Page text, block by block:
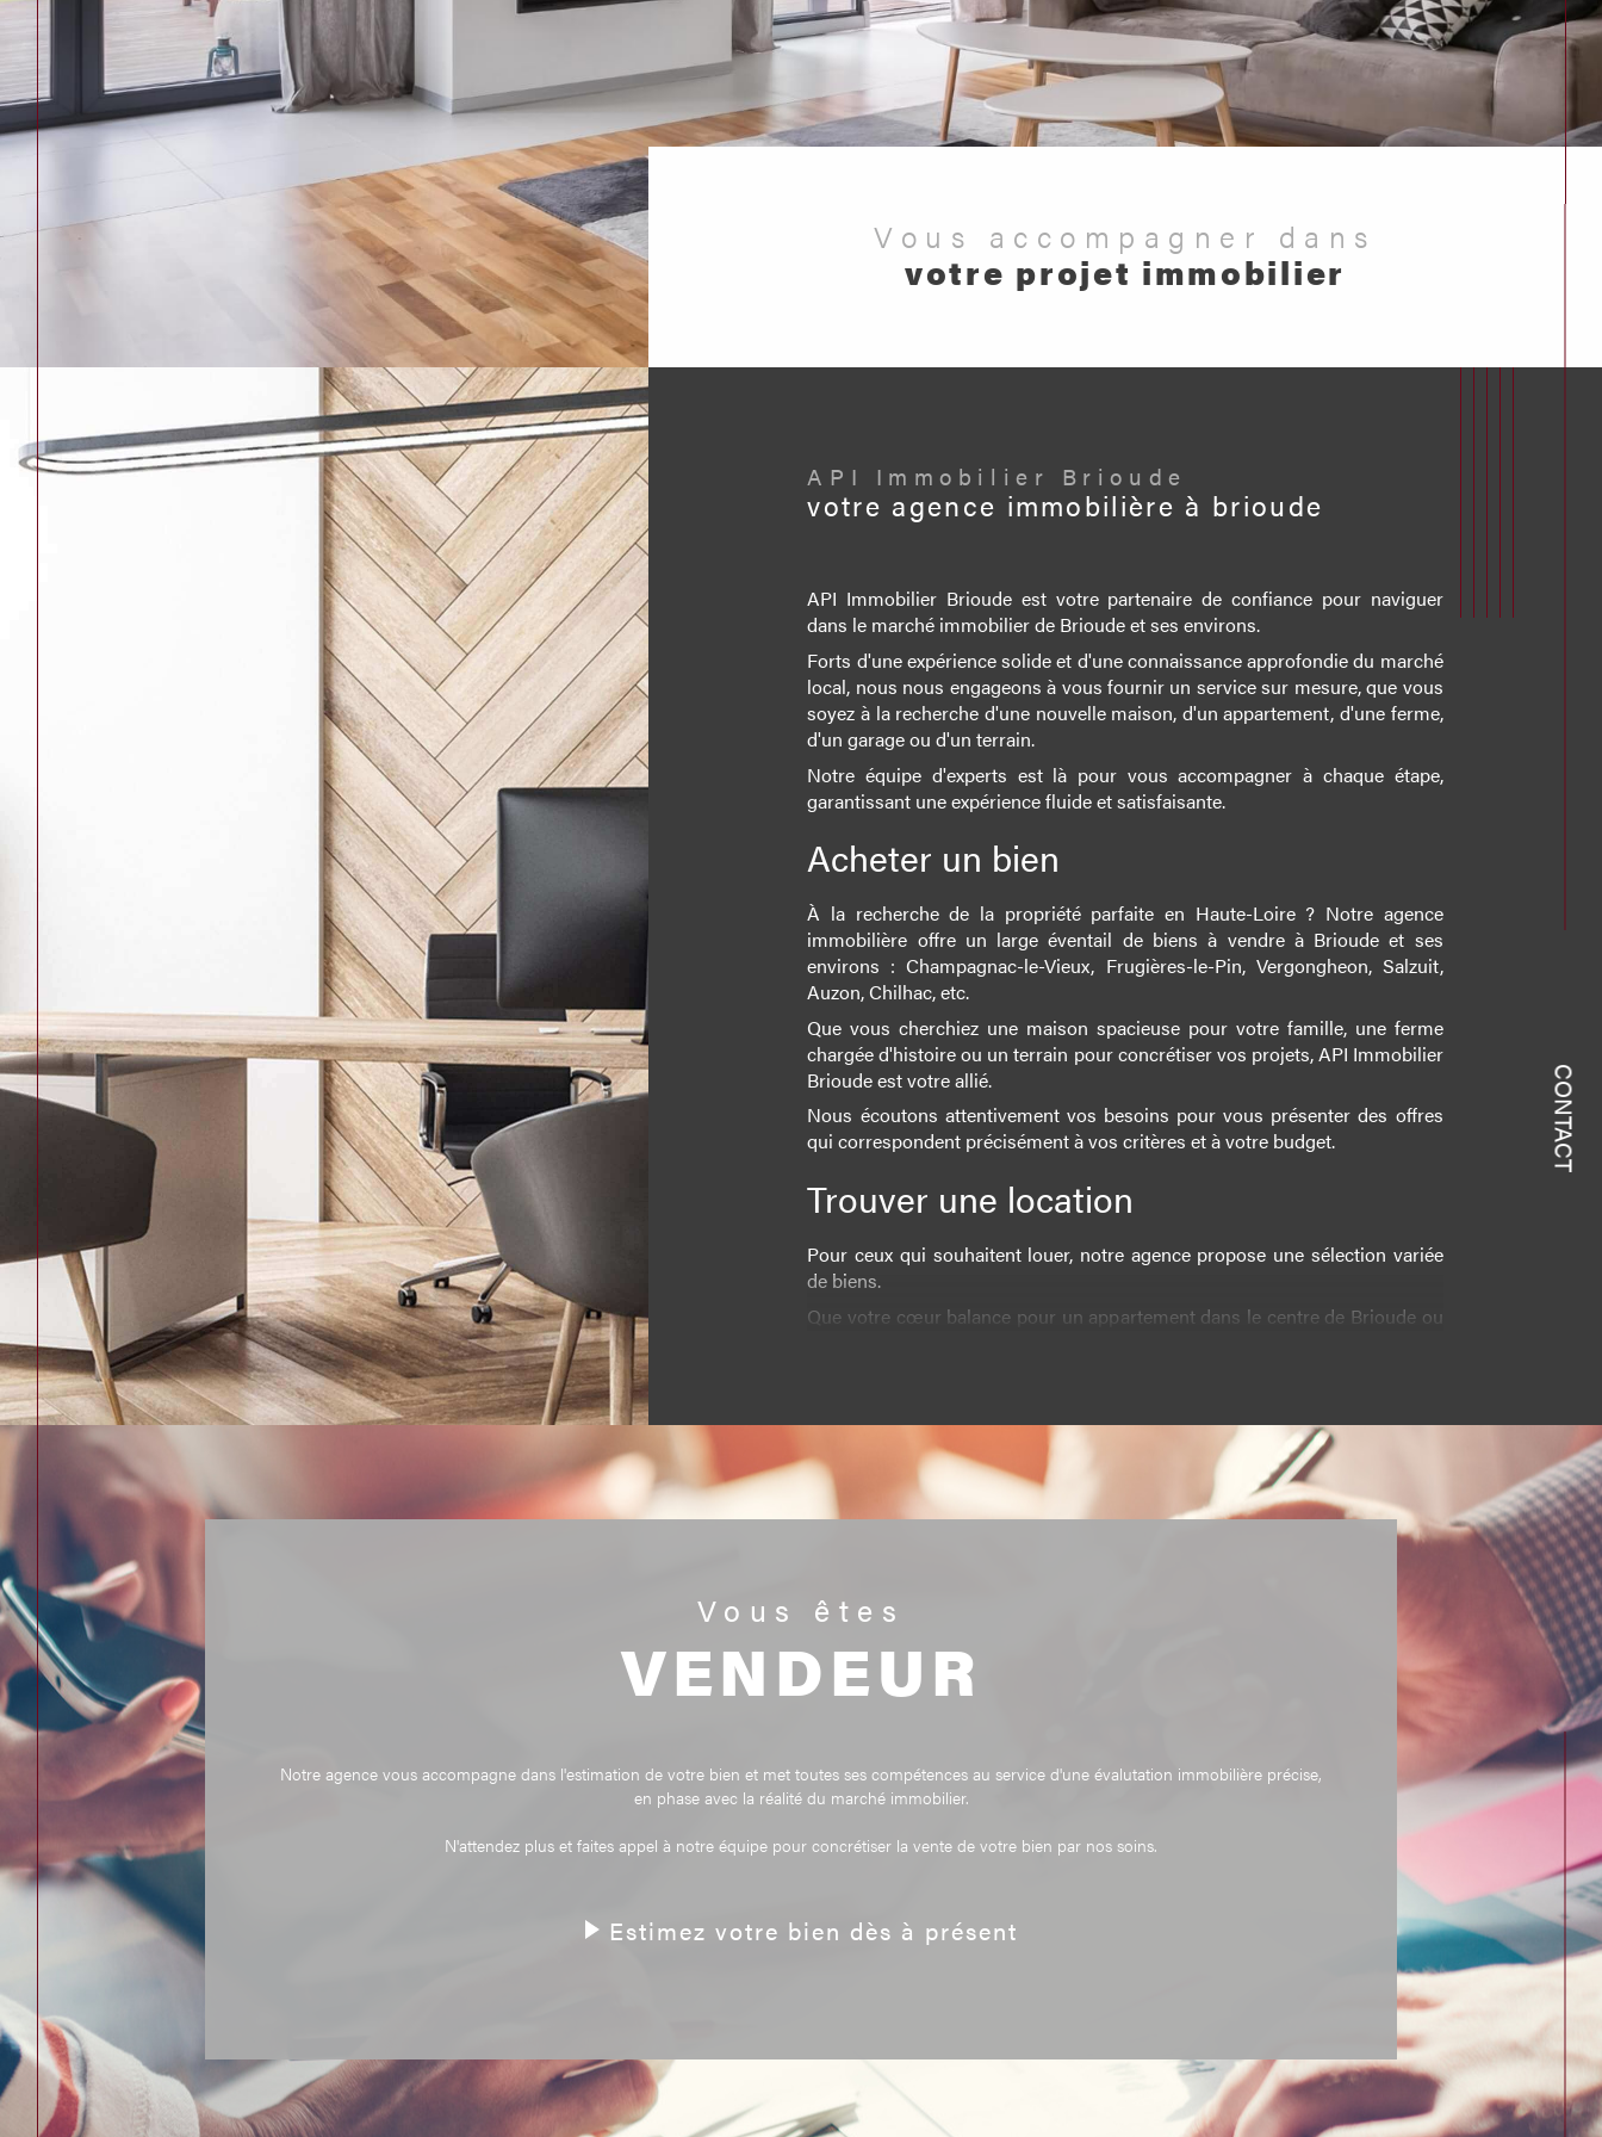
CONTACT
Vous accompagner dans
votre projet immobilier
API Immobilier Brioude
votre agence immobilière à brioude
API Immobilier Brioude est votre partenaire de confiance pour naviguer
dans le marché immobilier de Brioude et ses environs.
Forts d'une expérience solide et d'une connaissance approfondie du marché
local, nous nous engageons à vous fournir un service sur mesure, que vous
soyez à la recherche d'une nouvelle maison, d'un appartement, d'une ferme,
d'un garage ou d'un terrain.
Notre équipe d'experts est là pour vous accompagner à chaque étape,
garantissant une expérience fluide et satisfaisante.
Acheter un bien
À la recherche de la propriété parfaite en Haute-Loire ? Notre agence
immobilière offre un large éventail de biens à vendre à Brioude et ses
environs : Champagnac-le-Vieux, Frugières-le-Pin, Vergongheon, Salzuit,
Auzon, Chilhac, etc.
Que vous cherchiez une maison spacieuse pour votre famille, une ferme
chargée d'histoire ou un terrain pour concrétiser vos projets, API Immobilier
Brioude est votre allié.
Nous écoutons attentivement vos besoins pour vous présenter des offres
qui correspondent précisément à vos critères et à votre budget.
Trouver une location
Pour ceux qui souhaitent louer, notre agence propose une sélection variée
de biens.
Que votre cœur balance pour un appartement dans le centre de Brioude ou
Estimation
Si vous envisagez de vendre votre propriété, uneestimation à Brioude
minutieuse de votre bien pour vous fournir une estimation juste et
optimisée.
Notre objectif est de vous positionner avantageusement sur le marché, en
assurant une vente efficace et au meilleur prix.
Vous êtes
VENDEUR
Notre agence vous accompagne dans l'estimation de votre bien et met toutes ses compétences au service d'une évalutation immobilière précise,
en phase avec la réalité du marché immobilier.
N'attendez plus et faites appel à notre équipe pour concrétiser la vente de votre bien par nos soins.
Estimez votre bien dès à présent